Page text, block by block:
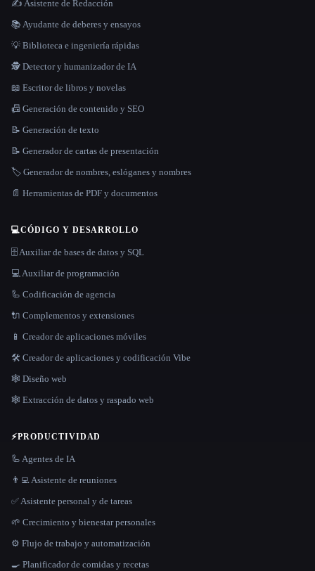
✍️ Asistente de Redacción
📚 Ayudante de deberes y ensayos
💡 Biblioteca e ingeniería rápidas
🕵️ Detector y humanizador de IA
📖 Escritor de libros y novelas
📠 Generación de contenido y SEO
📝 Generación de texto
📝 Generador de cartas de presentación
🏷️ Generador de nombres, eslóganes y nombres
📄 Herramientas de PDF y documentos
💻CÓDIGO Y DESARROLLO
🗄️ Auxiliar de bases de datos y SQL
💻 Auxiliar de programación
🦾 Codificación de agencia
🔌 Complementos y extensiones
📱 Creador de aplicaciones móviles
🛠️ Creador de aplicaciones y codificación Vibe
🕸 Diseño web
🕸️ Extracción de datos y raspado web
⚡PRODUCTIVIDAD
🦾 Agentes de IA
👨‍💻 Asistente de reuniones
✅ Asistente personal y de tareas
🌱 Crecimiento y bienestar personales
⚙️ Flujo de trabajo y automatización
🍳 Planificador de comidas y recetas